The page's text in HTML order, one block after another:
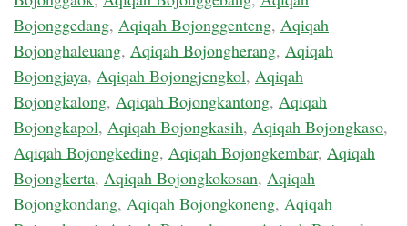
Bojonggedang, Aqiqah Bojonggenteng, Aqiqah
Bojonghaleuang, Aqiqah Bojongherang, Aqiqah
Bojongjaya, Aqiqah Bojongjengkol, Aqiqah
Bojongkalong, Aqiqah Bojongkantong, Aqiqah
Bojongkapol, Aqiqah Bojongkasih, Aqiqah Bojongkaso,
Aqiqah Bojongkeding, Aqiqah Bojongkembar, Aqiqah
Bojongkerta, Aqiqah Bojongkokosan, Aqiqah
Bojongkondang, Aqiqah Bojongkoneng, Aqiqah